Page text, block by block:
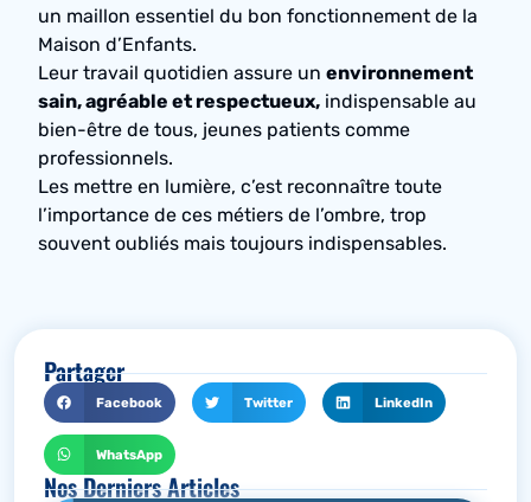
un maillon essentiel du bon fonctionnement de la
Maison d’Enfants.
Leur travail quotidien assure un environnement
sain, agréable et respectueux, indispensable au
bien-être de tous, jeunes patients comme
professionnels.
Les mettre en lumière, c’est reconnaître toute
l’importance de ces métiers de l’ombre, trop
souvent oubliés mais toujours indispensables.
Partager
Facebook Twitter LinkedIn
WhatsApp
Nos Derniers Articles